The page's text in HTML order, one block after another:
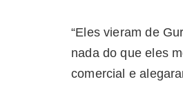
“Eles vieram de
nada do que eles
comercial e